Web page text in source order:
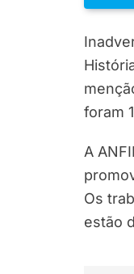
foram
A
Os
estão